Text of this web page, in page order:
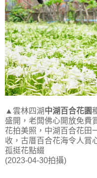
▲雲林四湖中湖百合花園
盛開，老闆佛心開放免費
花拍美照，中湖百合花田
收，古厝百合花海令人賞
孤挺花點綴
(2023-04-30拍攝)